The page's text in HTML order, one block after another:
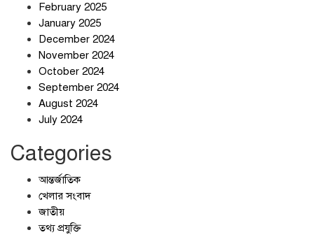
February 2025
January 2025
December 2024
November 2024
October 2024
September 2024
August 2024
July 2024
Categories
আন্তর্জাতিক
খেলার সংবাদ
জাতীয়
তথ্য প্রযুক্তি